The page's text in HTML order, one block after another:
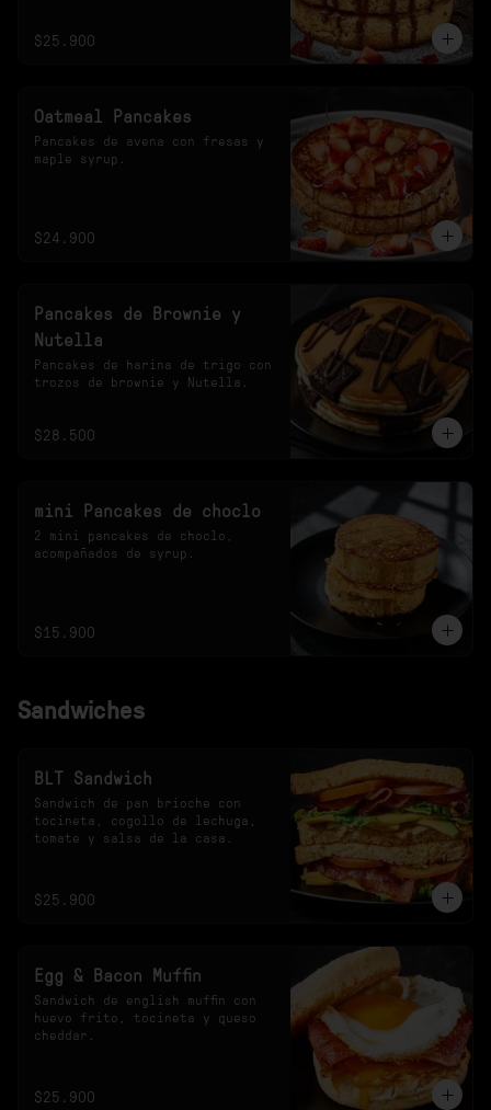
$25.900
Oatmeal Pancakes
Pancakes de avena con fresas y
maple syrup.
$24.900
Pancakes de Brownie y
Nutella
Pancakes de harina de trigo con
trozos de brownie y Nutella.
$28.500
mini Pancakes de choclo
2 mini pancakes de choclo,
acompañados de syrup.
$15.900
Sandwiches
BLT Sandwich
Sandwich de pan brioche con
tocineta, cogollo de lechuga,
tomate y salsa de la casa.
$25.900
Egg & Bacon Muffin
Sandwich de english muffin con
huevo frito, tocineta y queso
cheddar.
$25.900